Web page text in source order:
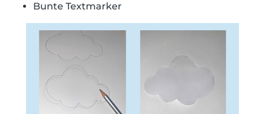
Bunte Textmarker